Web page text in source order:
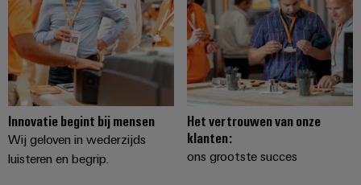
Windenergie
Operationele
excellentie
in
windenergie
Waterstof
Waterstof
als
belangrijke
Service
Gemodificeerde
en
geassembleerde
behuizingen
Op-
maat-
Innovatie begint bij mensen
Wij geloven in wederzijds
luisteren en begrip.
Het vertrouwen van onze
klanten:
ons grootste succes